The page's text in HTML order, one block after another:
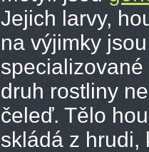
Jejich larvy,
na výjimky
specializované
druh rostliny
čeleď. Tělo
skládá z hrudi,